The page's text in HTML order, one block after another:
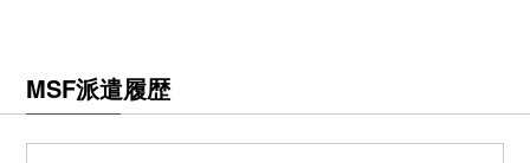
MSF派遣履歴